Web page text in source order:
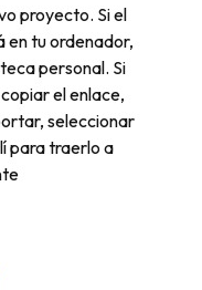
proyecto. Si el
en tu ordenador,
personal. Si
el enlace,
seleccionar
para traerlo a